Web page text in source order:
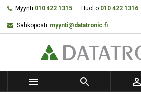
Myynti 010 422 1315 Huolto 010 422 1316
Sähköposti: myynti@datatronic.fi
  